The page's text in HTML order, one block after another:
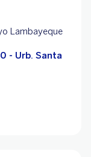
Lambayeque
- Urb. Santa